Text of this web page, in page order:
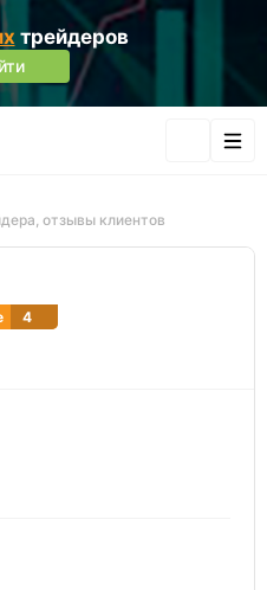
трейдеров
отзывы клиентов
4